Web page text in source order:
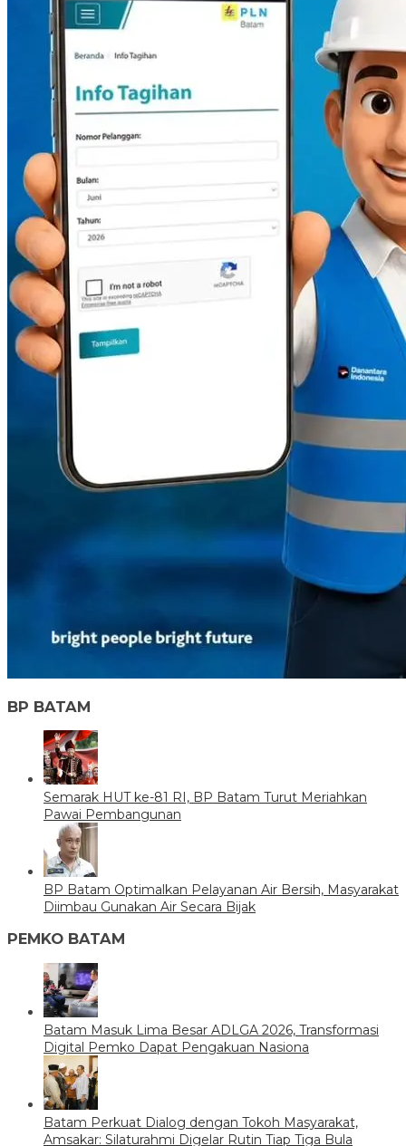
BP BATAM
Semarak HUT ke-81 RI, BP Batam Turut Meriahkan
Pawai Pembangunan
BP Batam Optimalkan Pelayanan Air Bersih, Masyarakat
Diimbau Gunakan Air Secara Bijak
PEMKO BATAM
Batam Masuk Lima Besar ADLGA 2026, Transformasi
Digital Pemko Dapat Pengakuan Nasiona
Batam Perkuat Dialog dengan Tokoh Masyarakat,
Amsakar: Silaturahmi Digelar Rutin Tiap Tiga Bula